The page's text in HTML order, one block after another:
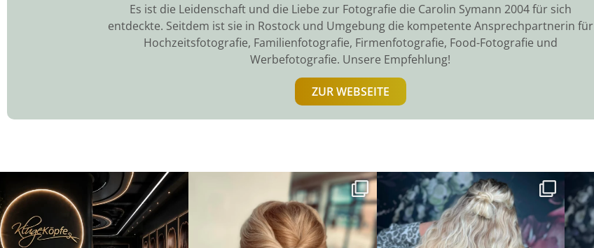
Es ist die Leidenschaft und die Liebe zur Fotografie die Carolin Symann 2004 für sich
entdeckte. Seitdem ist sie in Rostock und Umgebung die kompetente Ansprechpartnerin für
Hochzeitsfotografie, Familienfotografie, Firmenfotografie, Food-Fotografie und
Werbefotografie. Unsere Empfehlung!
ZUR WEBSEITE